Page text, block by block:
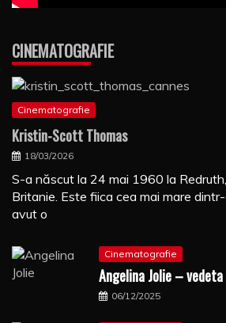
CINEMATOGRAFIE
Cinematografie
Kristin-Scott Thomas
18/03/2026
S-a născut la 24 mai 1960 la
Britanie. Este fiica cea mai mare
avut o
Cinematografie
Angelina Jolie –
06/12/2025